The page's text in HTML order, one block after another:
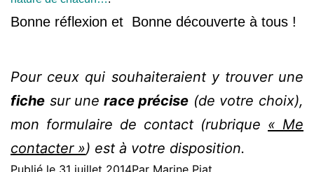
Bonne réflexion et Bonne découverte à tous !
Pour ceux qui souhaiteraient y trouver une
fiche sur une race précise (de votre choix),
mon formulaire de contact (rubrique « Me
contacter ») est à votre disposition.